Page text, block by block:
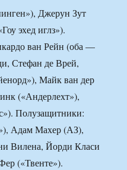
Джерун Зут
эхед иглз»).
ван Рейн (оба —
Стефан де Врей,
Майк ван дер
(«Андерлехт»),
Полузащитники:
Адам Махер (АЗ),
Вилена, Йорди Класи
(«Твенте»).